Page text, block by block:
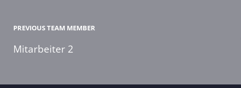
PREVIOUS TEAM MEMBER
Mitarbeiter 2